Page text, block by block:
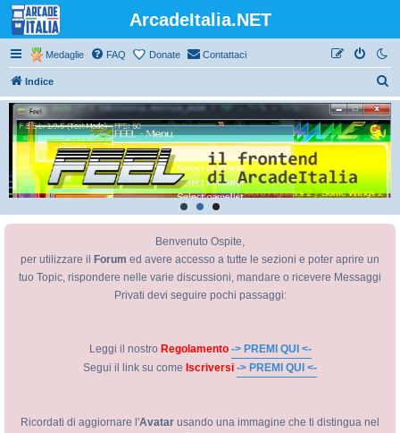
ArcadeItalia.NET
Medaglie FAQ Donate Contattaci
Indice
e
r
c
Benvenuto Ospite,
per utilizzare il
Forum ed avere accesso a tutte le sezioni e poter aprire un
tuo Topic, rispondere nelle varie discussioni, mandare o ricevere Messaggi
Privati devi seguire pochi passaggi:
Leggi il nostro Regolamento -> PREMI QUI <-
Segui il link su come Iscriversi -> PREMI QUI <-
Ricordati di aggiornare l'Avatar usando una immagine che ti distingua nel